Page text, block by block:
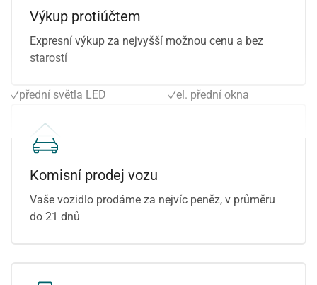
parkovací senzory zadní
plní 'EURO VI'
pohon 4x4
posilovač řízení
přední světla LED
parkovací asistent
el. přední okna
Výkup protiúčtem
Expresní výkup za nejvyšší možnou cenu a bez
starostí
Komisní prodej vozu
Vaše vozidlo prodáme za nejvíc peněz, v průměru
do 21 dnů